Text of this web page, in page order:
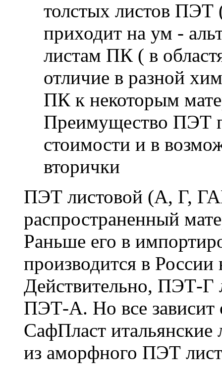
толстых листов
приходит на ум -
листам ПК ( в
отличие в разной
ПК к некоторым
Преимущество ПЭТ
стоимости и в
вторички
ПЭТ листовой (А, Г,
распространенный
Раньше его в
производится в
Действительно, ПЭТ-Г
ПЭТ-А. Но все зависит
СафПласт итальянские
из аморфного ПЭТ